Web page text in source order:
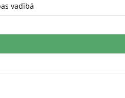
vadībā